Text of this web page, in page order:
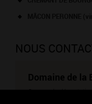
NOUS
Domaine de la
Caveau de